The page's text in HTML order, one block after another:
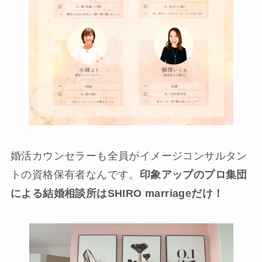
婚活カウンセラーも全員がイメージコンサルタン
トの資格保有者なんです。 印象アップのプロ集団
による結婚相談所はSHIRO marriageだけ！